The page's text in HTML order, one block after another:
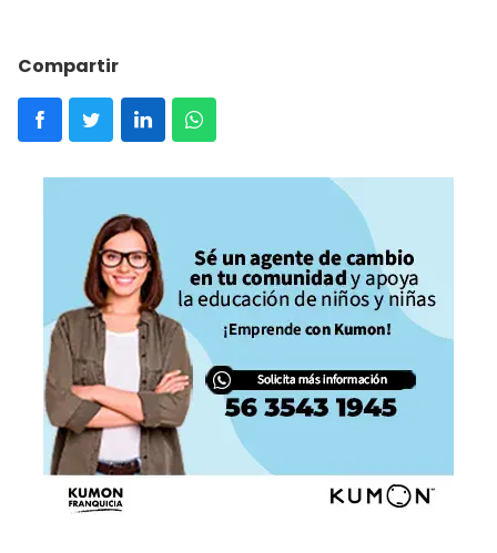
Compartir